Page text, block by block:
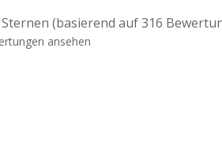
(basierend auf 316
ansehen